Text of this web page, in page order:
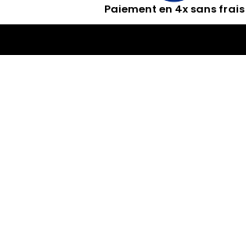
Paiement en 4x sans frais